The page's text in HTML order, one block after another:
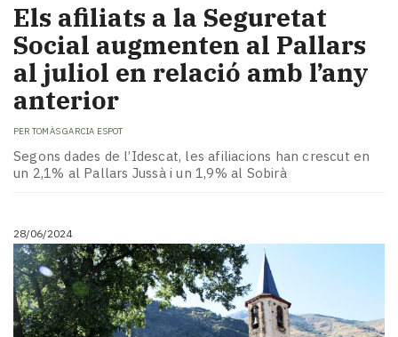
Els afiliats a la Seguretat
Social augmenten al Pallars
al juliol en relació amb l’any
anterior
PER TOMÀS GARCIA ESPOT
Segons dades de l’Idescat, les afiliacions han crescut en
un 2,1% al Pallars Jussà i un 1,9% al Sobirà
28/06/2024